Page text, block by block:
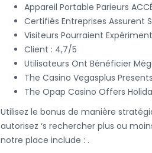
Appareil Portable Parieurs
Certifiés Entreprises Assurent
Visiteurs Pourraient
Client : 4,7/5
Utilisateurs Ont Bénéficier
The Casino Vegasplus
The Opap Casino Offers
Utilisez le bonus de manière
autorisez ‘s rechercher plus ou
notre place include : .